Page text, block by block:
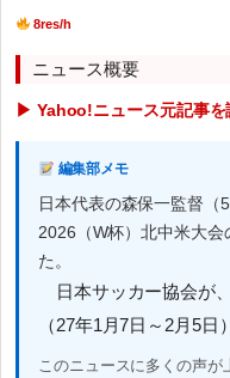
8res/h
ニュース概要
▶ Yahoo!ニュース元記事を
編集部メモ
日本代表の森保一監督（
2026（W杯）北中米大会
た。
日本サッカー協会が
（27年1月7日～2月5日）
このニュースに多くの声が